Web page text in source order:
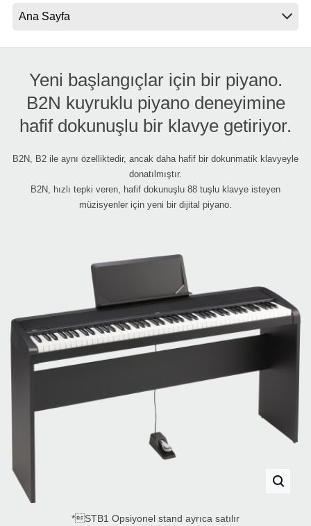
KORG Hakkında
Yeni başlangıçlar için bir piyano.
B2N kuyruklu piyano deneyimine
hafif dokunuşlu bir klavye getiriyor.
B2N, B2 ile aynı özelliktedir, ancak daha hafif bir dokunmatik klavyeyle
donatılmıştır.
B2N, hızlı tepki veren, hafif dokunuşlu 88 tuşlu klavye isteyen
müzisyenler için yeni bir dijital piyano.
*STB1 Opsiyonel stand ayrıca satılır